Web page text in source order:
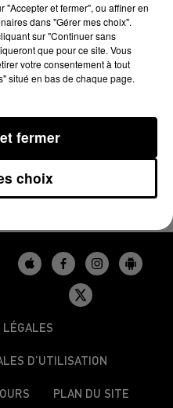
sec
CAPÉO SUR 100%
D’UTILISATION
PLAN DU SITE
"Accepter et fermer", ou affiner en
dans "Gérer mes choix".
sur "Continuer sans
que pour ce site. Vous
votre consentement à tout
situé en bas de chaque page.
choix
fermer